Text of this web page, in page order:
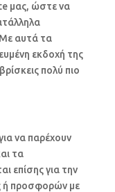
μας, ώστε να
Με αυτά τα
εκδοχή της
πολύ πιο
να παρέχουν
τα
επίσης για την
ή προσφορών με